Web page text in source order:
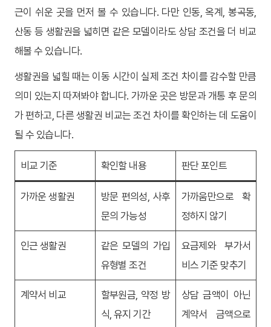
근이 쉬운 곳을 먼저 볼 수 있습니다. 다만 인동, 옥계, 봉곡동,
산동 등 생활권을 넓히면 같은 모델이라도 상담 조건을 더 비교
해볼 수 있습니다.
생활권을 넓힐 때는 이동 시간이 실제 조건 차이를 감수할 만큼
의미 있는지 따져봐야 합니다. 가까운 곳은 방문과 개통 후 문의
가 편하고, 다른 생활권 비교는 조건 차이를 확인하는 데 도움이
될 수 있습니다.
비교 기준 확인할 내용 판단 포인트
가까운 생활권
방문 편의성, 사후
문의 가능성
가까움만으로 확
정하지 않기
인근 생활권
같은 모델의 가입
유형별 조건
요금제와 부가서
비스 기준 맞추기
계약서 비교
할부원금, 약정 방
식, 유지 기간
상담 금액이 아닌
계약서 금액으로